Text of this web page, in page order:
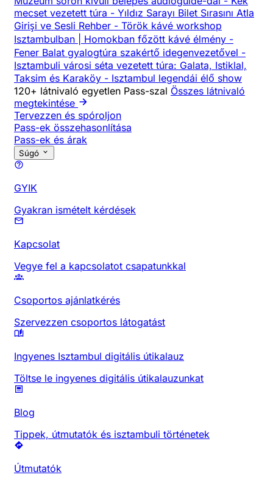
mecset vezetett túra - Yıldız Sarayı Bilet Sırasını Atla
Girişi ve Sesli Rehber - Török kávé workshop
Isztambulban | Homokban főzött kávé élmény -
Fener Balat gyalogtúra szakértő idegenvezetővel -
Isztambuli városi séta vezetett túra: Galata, Istiklal,
Taksim és Karaköy - Isztambul legendái élő show
120+ látnivaló egyetlen Pass-szal Összes látnivaló
megtekintése
Tervezzen és spóroljon
Pass-ek összehasonlítása
Pass-ek és árak
Súgó
GYIK
Gyakran ismételt kérdések
Kapcsolat
Vegye fel a kapcsolatot csapatunkkal
Csoportos ajánlatkérés
Szervezzen csoportos látogatást
Ingyenes Isztambul digitális útikalauz
Töltse le ingyenes digitális útikalauzunkat
Blog
Tippek, útmutatók és isztambuli történetek
Útmutatók